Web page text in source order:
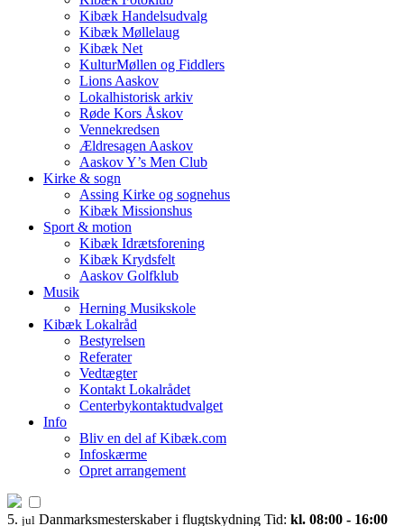
Kibæk Handelsudvalg
Kibæk Møllelaug
Kibæk Net
KulturMøllen og Fiddlers
Lions Aaskov
Lokalhistorisk arkiv
Røde Kors Åskov
Vennekredsen
Ældresagen Aaskov
Aaskov Y’s Men Club
Kirke & sogn
Assing Kirke og sognehus
Kibæk Missionshus
Sport & motion
Kibæk Idrætsforening
Kibæk Krydsfelt
Aaskov Golfklub
Musik
Herning Musikskole
Kibæk Lokalråd
Bestyrelsen
Referater
Vedtægter
Kontakt Lokalrådet
Centerbykontaktudvalget
Info
Bliv en del af Kibæk.com
Infoskærme
Opret arrangement
5. jul Danmarksmesterskaber i flugtskydning Tid: kl. 08:00 - 16:00